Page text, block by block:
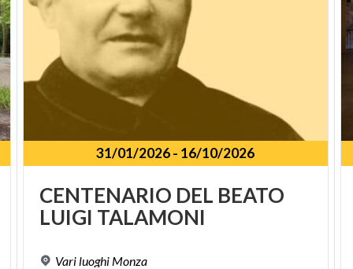
31/01/2026- 16/10/2026
CENTENARIO DEL BEATO
LUIGI TALAMONI
Vari luoghi Monza